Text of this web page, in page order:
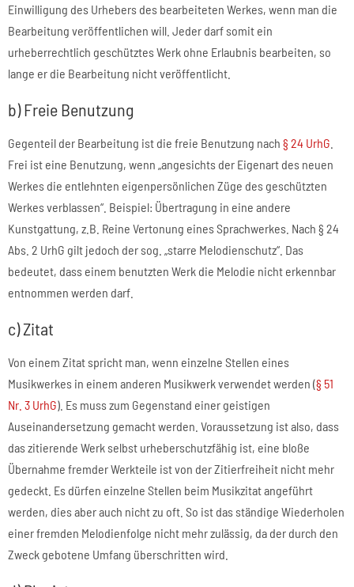
Einwilligung des Urhebers des bearbeiteten Werkes, wenn man die
Bearbeitung veröffentlichen will. Jeder darf somit ein
urheberrechtlich geschütztes Werk ohne Erlaubnis bearbeiten, so
lange er die Bearbeitung nicht veröffentlicht.
b) Freie Benutzung
Gegenteil der Bearbeitung ist die freie Benutzung nach § 24 UrhG
Frei ist eine Benutzung, wenn „angesichts der Eigenart des neuen
Werkes die entlehnten eigenpersönlichen Züge des geschützten
Werkes verblassen“. Beispiel: Übertragung in eine andere
Kunstgattung, z.B. Reine Vertonung eines Sprachwerkes. Nach § 24
Abs. 2 UrhG gilt jedoch der sog. „starre Melodienschutz“. Das
bedeutet, dass einem benutzten Werk die Melodie nicht erkennbar
entnommen werden darf.
c) Zitat
Von einem Zitat spricht man, wenn einzelne Stellen eines
Musikwerkes in einem anderen Musikwerk verwendet werden (§ 51
Nr. 3 UrhG). Es muss zum Gegenstand einer geistigen
Auseinandersetzung gemacht werden. Voraussetzung ist also, dass
das zitierende Werk selbst urheberschutzfähig ist, eine bloße
Übernahme fremder Werkteile ist von der Zitierfreiheit nicht mehr
gedeckt. Es dürfen einzelne Stellen beim Musikzitat angeführt
werden, dies aber auch nicht zu oft. So ist das ständige Wiederholen
einer fremden Melodienfolge nicht mehr zulässig, da der durch den
Zweck gebotene Umfang überschritten wird.